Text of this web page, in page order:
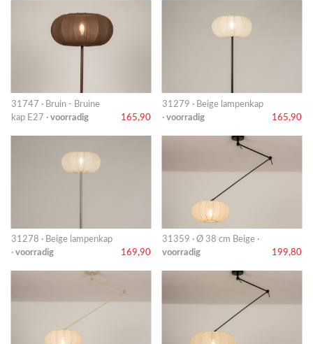
31747 · Bruin - Bruine
kap E27 · voorradig 165,90
31279 · Beige lampenkap
· voorradig 165,90
31278 · Beige lampenkap
· voorradig 169,90
31359 · Ø 38 cm Beige ·
voorradig
199,80